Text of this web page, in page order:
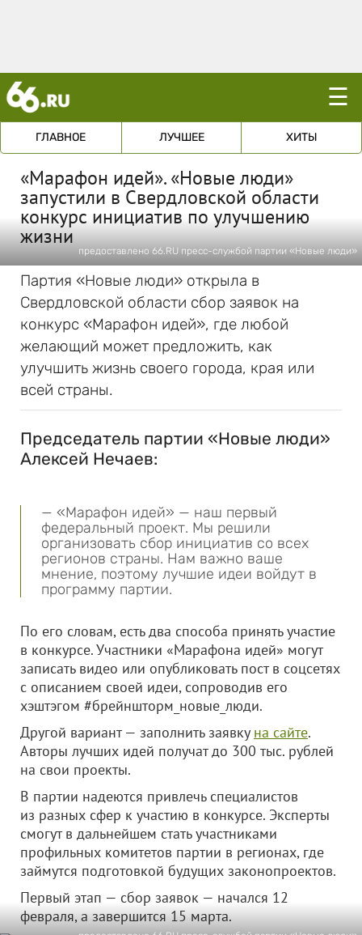
☰
ГЛАВНОЕ ЛУЧШЕЕ ХИТЫ
«Марафон идей». «Новые люди»
запустили в Свердловской области
конкурс инициатив по улучшению
жизни
предоставлено 66.RU пресс-службой партии «Новые люди»
Партия «Новые люди» открыла в
Свердловской области сбор заявок на
конкурс «Марафон идей», где любой
желающий может предложить, как
улучшить жизнь своего города, края или
всей страны.
Председатель партии «Новые люди»
Алексей Нечаев:
— «Марафон идей» — наш первый
федеральный проект. Мы решили
организовать сбор инициатив со всех
регионов страны. Нам важно ваше
мнение, поэтому лучшие идеи войдут в
программу партии.
По его словам, есть два способа принять участие
в конкурсе. Участники «Марафона идей» могут
записать видео или опубликовать пост в соцсетях
с описанием своей идеи, сопроводив его
хэштэгом #брейншторм_новые_люди.
Другой вариант — заполнить заявку на сайте.
Авторы лучших идей получат до 300 тыс. рублей
на свои проекты.
В партии надеются привлечь специалистов
из разных сфер к участию в конкурсе. Эксперты
смогут в дальнейшем стать участниками
профильных комитетов партии в регионах, где
займутся подготовкой будущих законопроектов.
Первый этап — сбор заявок — начался 12
февраля, а завершится 15 марта.